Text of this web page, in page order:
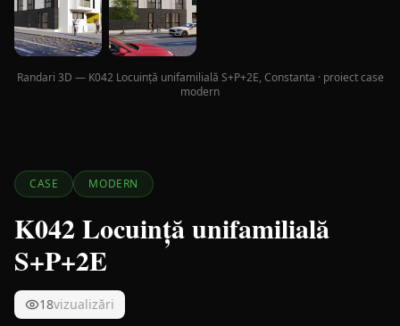
Randari 3D — K042 Locuință unifamilială S+P+2E, Constanta · proiect case
modern
CASE MODERN
K042 Locuință unifamilială
S+P+2E
18vizualizări